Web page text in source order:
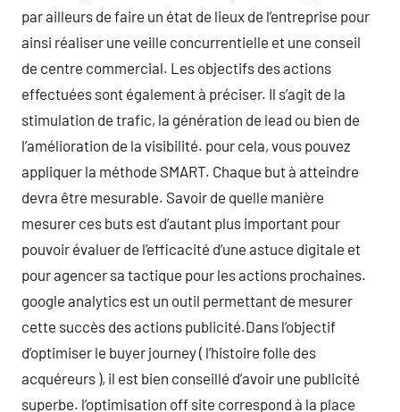
par ailleurs de faire un état de lieux de l’entreprise pour
ainsi réaliser une veille concurrentielle et une conseil
de centre commercial. Les objectifs des actions
effectuées sont également à préciser. Il s’agit de la
stimulation de trafic, la génération de lead ou bien de
l’amélioration de la visibilité. pour cela, vous pouvez
appliquer la méthode SMART. Chaque but à atteindre
devra être mesurable. Savoir de quelle manière
mesurer ces buts est d’autant plus important pour
pouvoir évaluer de l’efficacité d’une astuce digitale et
pour agencer sa tactique pour les actions prochaines.
google analytics est un outil permettant de mesurer
cette succès des actions publicité.Dans l’objectif
d’optimiser le buyer journey ( l’histoire folle des
acquéreurs ), il est bien conseillé d’avoir une publicité
superbe. l’optimisation off site correspond à la place